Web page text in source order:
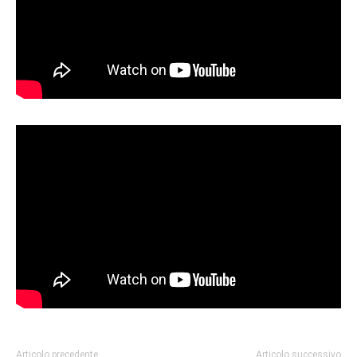
Articolo precedente Articolo successivo